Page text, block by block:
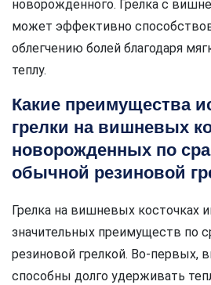
новорожденного. Грелка с
может эффективно
облегчению болей благодаря
теплу.
Какие преимущества
грелки на вишневых
новорожденных по
обычной резиновой
Грелка на вишневых косточках
значительных преимуществ по
резиновой грелкой. Во-первых,
способны долго удерживать